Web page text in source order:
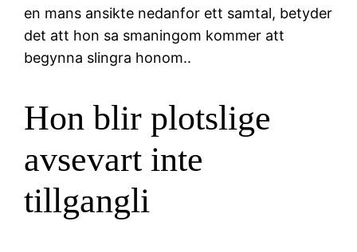
en mans ansikte nedanfor ett samtal, betyder
det att hon sa smaningom kommer att
begynna slingra honom..
Hon blir plotslige
avsevart inte
tillgangli